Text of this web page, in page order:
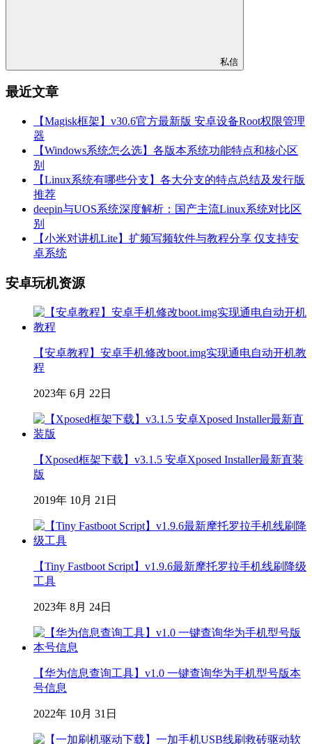
私信
最近文章
【Magisk框架】v30.6官方最新版 安卓设备Root权限管理
器
【Windows系统怎么选】各版本系统功能特点和核心区
别
【Linux系统有哪些分支】各大分支的特点总结及发行版
推荐
deepin与UOS系统深度解析：国产主流Linux系统对比区
别
【小米对讲机Lite】扩频写频软件与教程分享 仅支持安
卓系统
安卓玩机资源
【安卓教程】安卓手机修改boot.img实现通电自动开机教
程
2023年 6月 22日
【Xposed框架下载】v3.1.5 安卓Xposed Installer最新直装
版
2019年 10月 21日
【Tiny Fastboot Script】v1.9.6最新摩托罗拉手机线刷降级
工具
2023年 8月 24日
【华为信息查询工具】v1.0 一键查询华为手机型号版本
号信息
2022年 10月 31日